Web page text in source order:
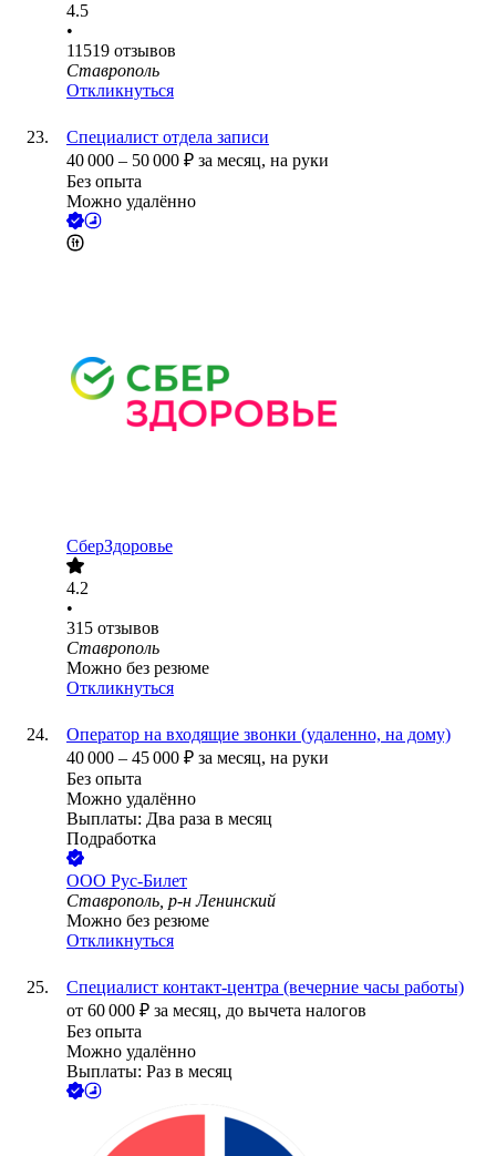
4.5
•
11519 отзывов
Ставрополь
Откликнуться
Специалист отдела записи
40 000 – 50 000 ₽ за месяц, на руки
Без опыта
Можно удалённо
СберЗдоровье
4.2
•
315 отзывов
Ставрополь
Можно без резюме
Откликнуться
Оператор на входящие звонки (удаленно, на дому)
40 000 – 45 000 ₽ за месяц, на руки
Без опыта
Можно удалённо
Выплаты: Два раза в месяц
Подработка
ООО Рус-Билет
Ставрополь, р-н Ленинский
Можно без резюме
Откликнуться
Специалист контакт-центра (вечерние часы работы)
от 60 000 ₽ за месяц, до вычета налогов
Без опыта
Можно удалённо
Выплаты: Раз в месяц